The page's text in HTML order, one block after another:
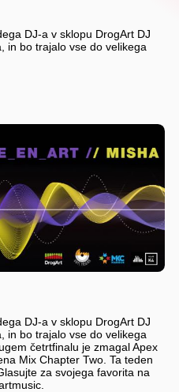
DJ-a v sklopu DrogArt DJ
in bo trajalo vse do velikega
DJ-a v sklopu DrogArt DJ
in bo trajalo vse do velikega
četrtfinalu je zmagal Apex
Mix Chapter Two. Ta teden
za svojega favorita na